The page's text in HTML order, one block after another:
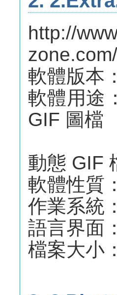
http://
軟體版本
軟體用途
GIF 圖檔
也可
動態 GIF
軟體性質
作業系統
語言界面
檔案大小